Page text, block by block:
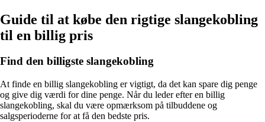
Guide til at købe den rigtige slangekobling
til en billig pris
Find den billigste slangekobling
At finde en billig slangekobling er vigtigt, da det kan spare dig penge
og give dig værdi for dine penge. Når du leder efter en billig
slangekobling, skal du være opmærksom på tilbuddene og
salgsperioderne for at få den bedste pris.